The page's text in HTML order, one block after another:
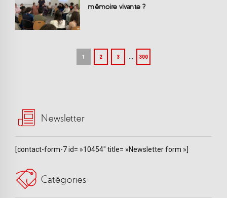
mémoire vivante ?
1 2 3 … 300
Newsletter
[contact-form-7 id= »10454″ title= »Newsletter form »]
Catégories